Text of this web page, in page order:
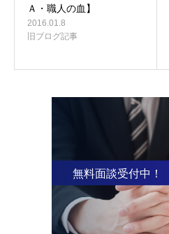
Ａ・職人の血】
2016.01.8
旧ブログ記事
無料面談受付中！